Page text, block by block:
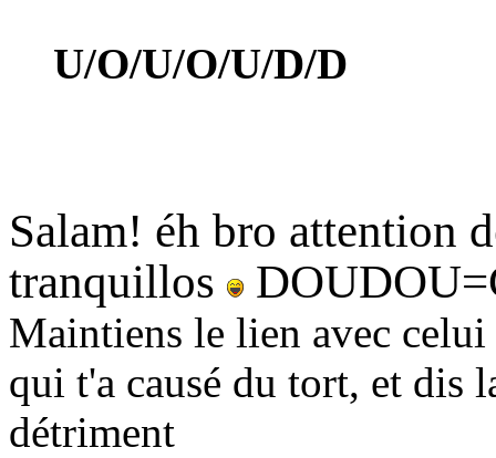
U/O/U/O/U/D/D
Salam! éh bro attention
tranquillos
Maintiens le lien avec
qui t'a causé du tort, et dis
détriment